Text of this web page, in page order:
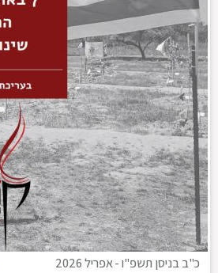
כ"ב בניסן תשפ"ו-אפריל 2026